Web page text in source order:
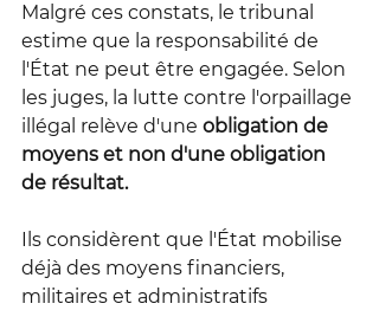
Malgré ces constats, le tribunal
estime que la responsabilité de
l'État ne peut être engagée. Selon
les juges, la lutte contre l'orpaillage
illégal relève d'une obligation de
moyens et non d'une obligation
de résultat.
Ils considèrent que l'État mobilise
déjà des moyens financiers,
militaires et administratifs